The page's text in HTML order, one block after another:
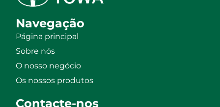
Navegação
Página principal
Sobre nós
O nosso negócio
Os nossos produtos
Contacte-nos